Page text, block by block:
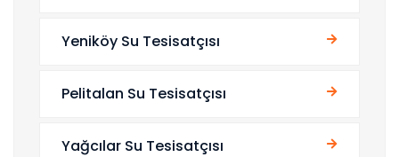
Yeniköy Su Tesisatçısı
Pelitalan Su Tesisatçısı
Yağcılar Su Tesisatçısı